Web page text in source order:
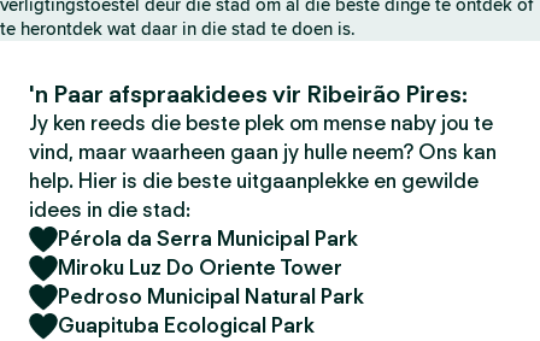
te herontdek wat daar in die stad te doen is.
'n Paar afspraakidees vir Ribeirão Pires:
Jy ken reeds die beste plek om mense naby jou te
vind, maar waarheen gaan jy hulle neem? Ons kan
help. Hier is die beste uitgaanplekke en gewilde
idees in die stad:
Pérola da Serra Municipal Park
Miroku Luz Do Oriente Tower
Pedroso Municipal Natural Park
Guapituba Ecological Park